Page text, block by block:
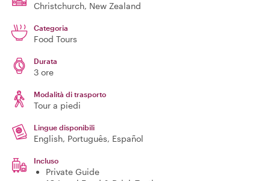
Christchurch, New Zealand
Categoria
Food Tours
Durata
3 ore
Modalità di trasporto
Tour a piedi
Lingue disponibili
English, Português, Español
Incluso
Private Guide